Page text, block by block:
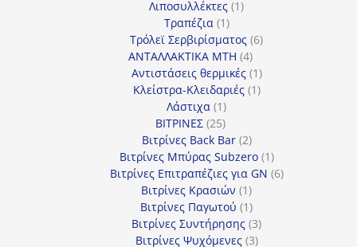
προϊόντα
Λιποσυλλέκτες 11
Τραπέζια 11
προϊόν
Τρόλεϊ Σερβιρίσματος 66
ΑΝΤΑΛΛΑΚΤΙΚΑ MTH 44
προϊόντα
Αντιστάσεις θερμικές 11
προϊόν
Κλείστρα-Κλειδαριές 11
Λάστιχα 11
προϊόν
ΒΙΤΡΙΝΕΣ 2525
προϊόντα
Βιτρίνες Back Bar 22
προϊόντα
Βιτρίνες Mπύρας Subzero 11
προϊόν
Βιτρίνες Επιτραπέζιες για GN 66
Βιτρίνες Κρασιών 11
προϊόν
Βιτρίνες Παγωτού 11
προϊόν
Βιτρίνες Συντήρησης 33
προϊόντα
Βιτρίνες Ψυχόμενες 33